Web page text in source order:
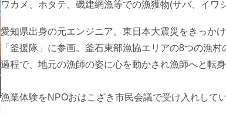
ワカメ、ホタテ、磯建網漁等での漁獲物(サバ、イワ
愛知県出身の元エンジニア。東日本大震災をきっか
「釜援隊」に参画。釜石東部漁協エリアの8つの漁
過程で、地元の漁師の姿に心を動かされ漁師へと転身
漁業体験をNPOおはこざき市民会議で受け入れして